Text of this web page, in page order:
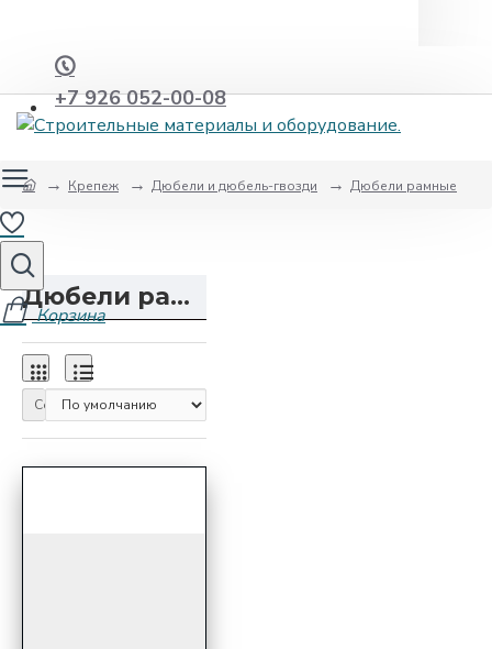
+7 926 052-00-08
Крепеж Дюбели и дюбель-гвозди Дюбели рамные
Дюбели рамные
Сортировка: